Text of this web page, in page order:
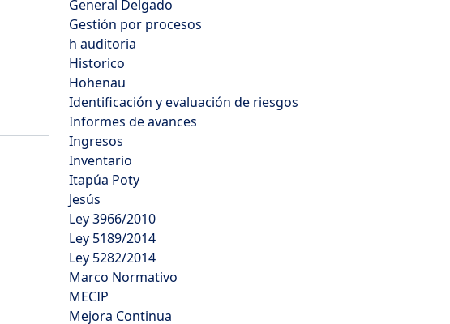
General Delgado
Gestión por procesos
h auditoria
Historico
Hohenau
Identificación y evaluación de riesgos
Informes de avances
Ingresos
Inventario
Itapúa Poty
Jesús
Ley 3966/2010
Ley 5189/2014
Ley 5282/2014
Marco Normativo
MECIP
Mejora Continua